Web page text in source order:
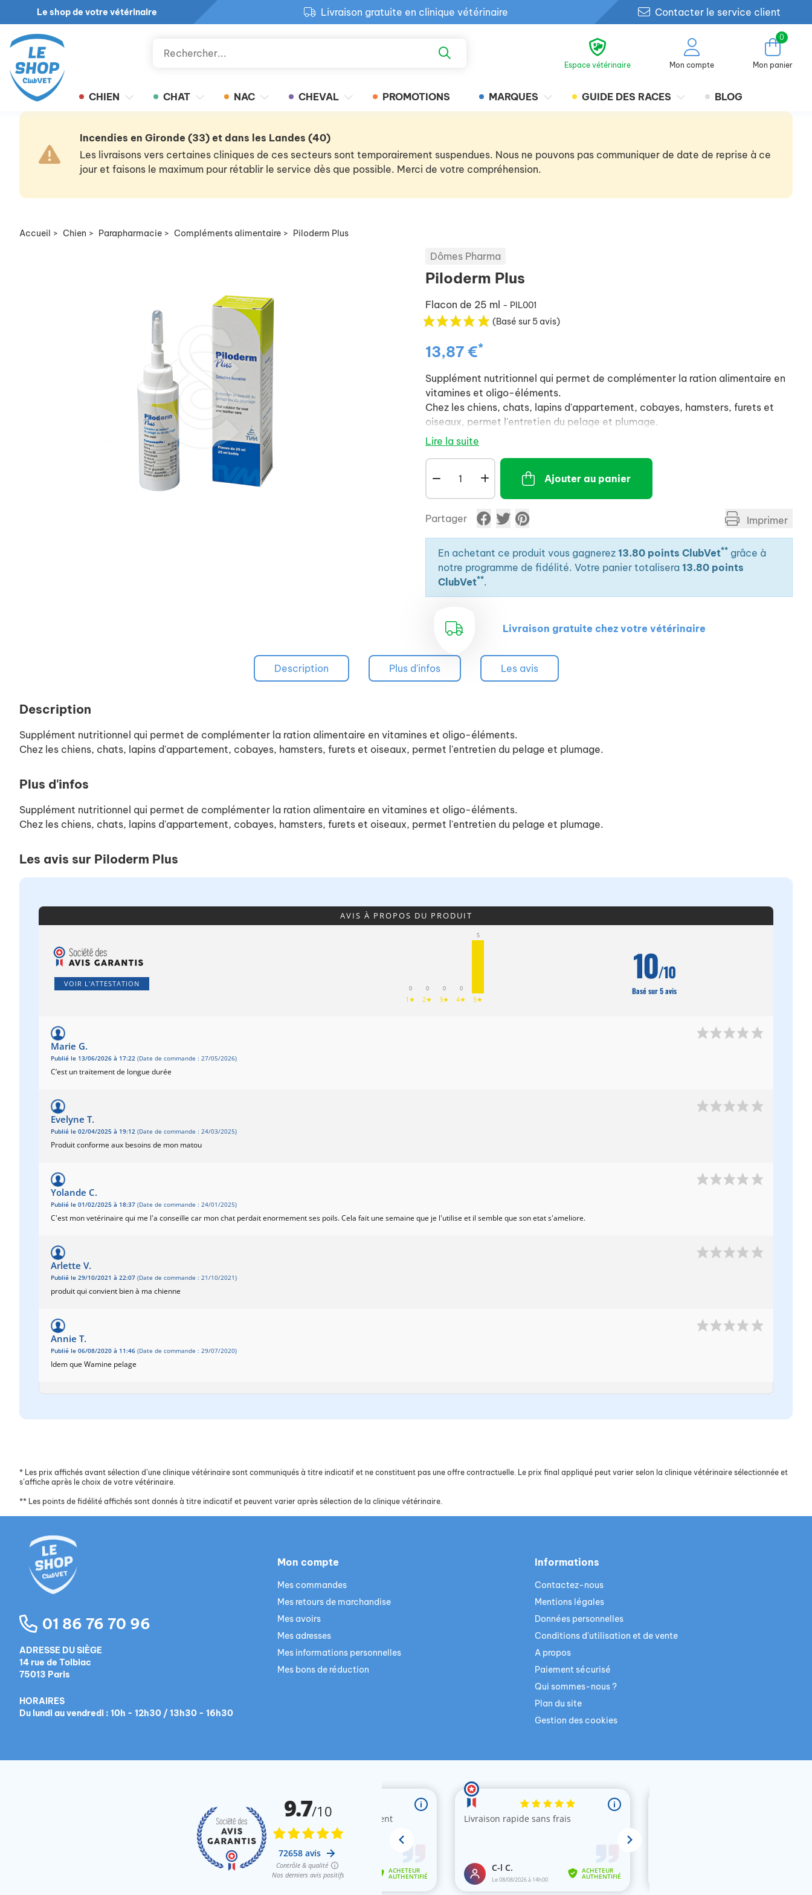
Le shop de votre vétérinaire
Livraison gratuite en clinique vétérinaire
Retour produit gratuit en clinique
Contacter le service client
Espace vétérinaire Mon compte
0
Mon panier
CHIEN CHAT NAC CHEVAL PROMOTIONS MARQUES GUIDE DES RACES BLOG
Incendies en Gironde (33) et dans les Landes (40)
Les livraisons vers certaines cliniques de ces secteurs sont temporairement suspendues. Nous ne pouvons pas communiquer de date de reprise à ce
jour et faisons le maximum pour rétablir le service dès que possible. Merci de votre compréhension.
Accueil > Chien > Parapharmacie > Compléments alimentaire > Piloderm Plus
Dômes Pharma
Piloderm Plus
Flacon de 25 ml - PIL001
(Basé sur 5 avis)
13,87 €*
Supplément nutritionnel qui permet de complémenter la ration alimentaire en
vitamines et oligo-éléments.
Chez les chiens, chats, lapins d'appartement, cobayes, hamsters, furets et
oiseaux, permet l'entretien du pelage et plumage.
Lire la suite
Ajouter au panier
Partager Imprimer
En achetant ce produit vous gagnerez 13.80 points ClubVet** grâce à
notre programme de fidélité. Votre panier totalisera 13.80 points
ClubVet**.
Livraison gratuite chez votre vétérinaire
Description Plus d'infos Les avis
Description
Supplément nutritionnel qui permet de complémenter la ration alimentaire en vitamines et oligo-éléments.
Chez les chiens, chats, lapins d'appartement, cobayes, hamsters, furets et oiseaux, permet l'entretien du pelage et plumage.
Plus d'infos
Supplément nutritionnel qui permet de complémenter la ration alimentaire en vitamines et oligo-éléments.
Chez les chiens, chats, lapins d'appartement, cobayes, hamsters, furets et oiseaux, permet l'entretien du pelage et plumage.
Les avis sur Piloderm Plus
AVIS À PROPOS DU PRODUIT
VOIR L'ATTESTATION
0
1★
0
2★
0
3★
0
4★
5
5★
10/10
Basé sur 5 avis
Marie G.
Publié le 13/06/2026 à 17:22 (Date de commande : 27/05/2026)
C’est un traitement de longue durée
Evelyne T.
Publié le 02/04/2025 à 19:12 (Date de commande : 24/03/2025)
Produit conforme aux besoins de mon matou
Yolande C.
Publié le 01/02/2025 à 18:37 (Date de commande : 24/01/2025)
C'est mon vetérinaire qui me l'a conseille car mon chat perdait enormement ses poils. Cela fait une semaine que je l'utilise et il semble que son etat s'ameliore.
Arlette V.
Publié le 29/10/2021 à 22:07 (Date de commande : 21/10/2021)
produit qui convient bien à ma chienne
Annie T.
Publié le 06/08/2020 à 11:46 (Date de commande : 29/07/2020)
Idem que Wamine pelage
* Les prix affichés avant sélection d’une clinique vétérinaire sont communiqués à titre indicatif et ne constituent pas une offre contractuelle. Le prix final appliqué peut varier selon la clinique vétérinaire sélectionnée et
s’affiche après le choix de votre vétérinaire.
** Les points de fidélité affichés sont donnés à titre indicatif et peuvent varier après sélection de la clinique vétérinaire.
01 86 76 70 96
ADRESSE DU SIÈGE
14 rue de Tolbiac
75013 Paris
HORAIRES
Du lundi au vendredi : 10h - 12h30 / 13h30 - 16h30
Mon compte
Mes commandes
Mes retours de marchandise
Mes avoirs
Mes adresses
Mes informations personnelles
Mes bons de réduction
Informations
Contactez-nous
Mentions légales
Données personnelles
Conditions d'utilisation et de vente
A propos
Paiement sécurisé
Qui sommes-nous ?
Plan du site
Gestion des cookies